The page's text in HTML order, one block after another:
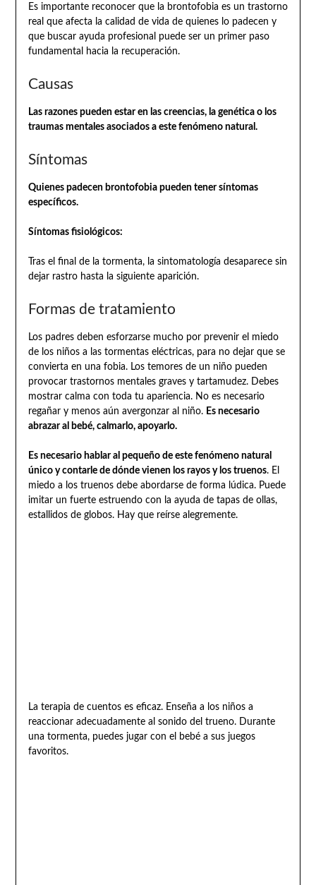
Es importante reconocer que la brontofobia es un trastorno
real que afecta la calidad de vida de quienes lo padecen y
que buscar ayuda profesional puede ser un primer paso
fundamental hacia la recuperación.
Causas
Las razones pueden estar en las creencias, la genética o los
traumas mentales asociados a este fenómeno natural.
Síntomas
Quienes padecen brontofobia pueden tener síntomas
específicos.
Síntomas fisiológicos:
Tras el final de la tormenta, la sintomatología desaparece sin
dejar rastro hasta la siguiente aparición.
Formas de tratamiento
Los padres deben esforzarse mucho por prevenir el miedo
de los niños a las tormentas eléctricas, para no dejar que se
convierta en una fobia. Los temores de un niño pueden
provocar trastornos mentales graves y tartamudez. Debes
mostrar calma con toda tu apariencia. No es necesario
regañar y menos aún avergonzar al niño. Es necesario
abrazar al bebé, calmarlo, apoyarlo.
Es necesario hablar al pequeño de este fenómeno natural
único y contarle de dónde vienen los rayos y los truenos. El
miedo a los truenos debe abordarse de forma lúdica. Puede
imitar un fuerte estruendo con la ayuda de tapas de ollas,
estallidos de globos. Hay que reírse alegremente.
La terapia de cuentos es eficaz. Enseña a los niños a
reaccionar adecuadamente al sonido del trueno. Durante
una tormenta, puedes jugar con el bebé a sus juegos
favoritos.